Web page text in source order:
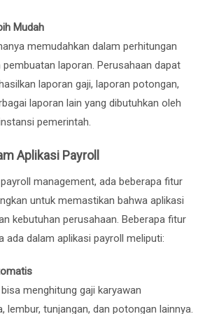
Mudah
memudahkan dalam perhitungan
laporan. Perusahaan dapat
laporan gaji, laporan potongan,
laporan lain yang dibutuhkan oleh
pemerintah.
Aplikasi Payroll
management, ada beberapa fitur
untuk memastikan bahwa aplikasi
kebutuhan perusahaan. Beberapa fitur
ada dalam aplikasi payroll meliputi:
menghitung gaji karyawan
lembur, tunjangan, dan potongan lainnya.